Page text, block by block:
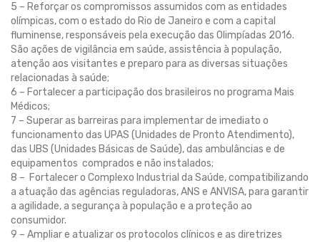
5 – Reforçar os compromissos assumidos com as entidades
olímpicas, com o estado do Rio de Janeiro e com a capital
fluminense, responsáveis pela execução das Olimpíadas 2016.
São ações de vigilância em saúde, assistência à população,
atenção aos visitantes e preparo para as diversas situações
relacionadas à saúde;
6 – Fortalecer a participação dos brasileiros no programa Mais
Médicos;
7 – Superar as barreiras para implementar de imediato o
funcionamento das UPAS (Unidades de Pronto Atendimento),
das UBS (Unidades Básicas de Saúde), das ambulâncias e de
equipamentos comprados e não instalados;
8 – Fortalecer o Complexo Industrial da Saúde, compatibilizando
a atuação das agências reguladoras, ANS e ANVISA, para garantir
a agilidade, a segurança à população e a proteção ao
consumidor.
9 – Ampliar e atualizar os protocolos clínicos e as diretrizes